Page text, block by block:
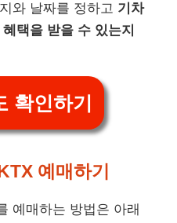
와 날짜를 정하고 기차
택을 받을 수 있는지
확인하기
예매하기
예매하는 방법은 아래